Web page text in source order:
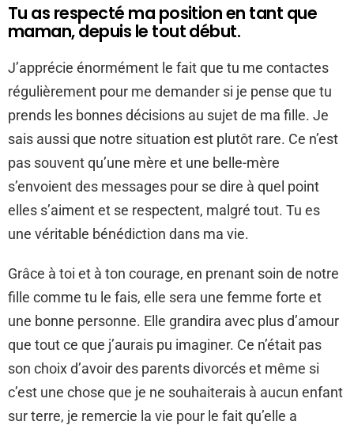
Tu as respecté ma position en tant que
maman, depuis le tout début.
J’apprécie énormément le fait que tu me contactes
régulièrement pour me demander si je pense que tu
prends les bonnes décisions au sujet de ma fille. Je
sais aussi que notre situation est plutôt rare. Ce n’est
pas souvent qu’une mère et une belle-mère
s’envoient des messages pour se dire à quel point
elles s’aiment et se respectent, malgré tout. Tu es
une véritable bénédiction dans ma vie.
Grâce à toi et à ton courage, en prenant soin de notre
fille comme tu le fais, elle sera une femme forte et
une bonne personne. Elle grandira avec plus d’amour
que tout ce que j’aurais pu imaginer. Ce n’était pas
son choix d’avoir des parents divorcés et même si
c’est une chose que je ne souhaiterais à aucun enfant
sur terre, je remercie la vie pour le fait qu’elle a